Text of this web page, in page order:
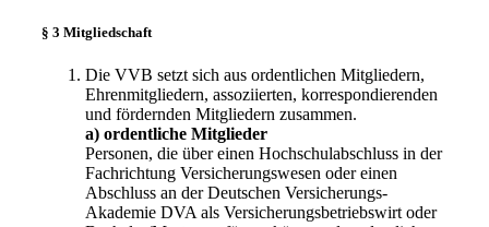
§ 3 Mitgliedschaft
Die VVB setzt sich aus ordentlichen Mitgliedern,
Ehrenmitgliedern, assoziierten, korrespondierenden
und fördernden Mitgliedern zusammen.
a) ordentliche Mitglieder
Personen, die über einen Hochschulabschluss in der
Fachrichtung Versicherungswesen oder einen
Abschluss an der Deutschen Versicherungs-
Akademie DVA als Versicherungsbetriebswirt oder